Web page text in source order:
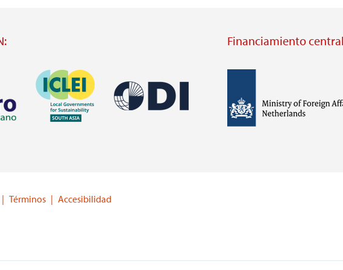
Imagen
https://iclei.org/
Imagen
Financiamiento
https://
Términos Accesibilidad